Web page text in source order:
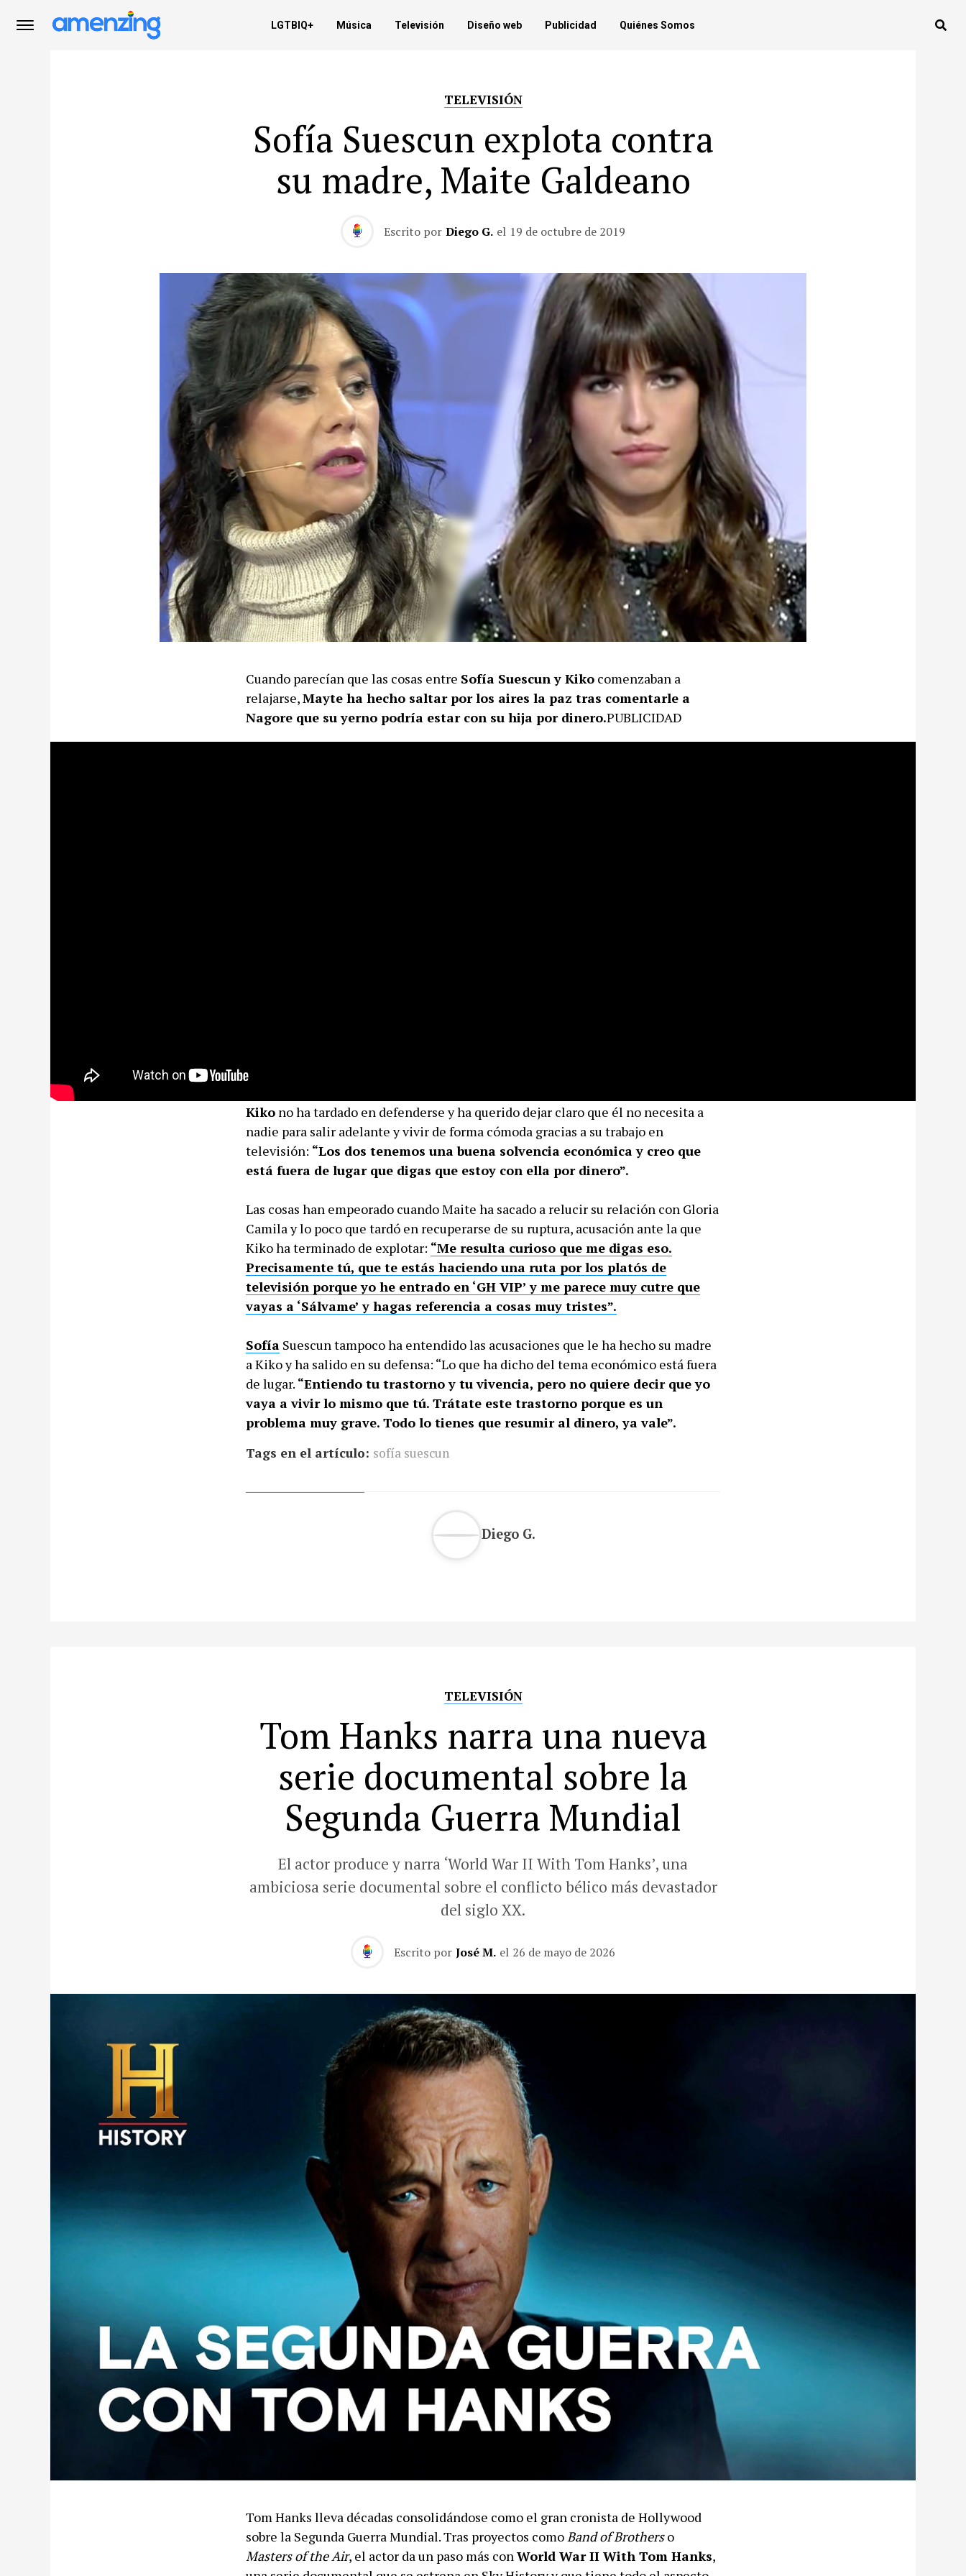
LGTBIQ+ Música Televisión Diseño web Publicidad Quiénes Somos
TELEVISIÓN
Sofía Suescun explota contra
su madre, Maite Galdeano
Escrito por Diego G. el 19 de octubre de 2019
Cuando parecían que las cosas entre Sofía Suescun y Kiko comenzaban a
relajarse,Mayte ha hecho saltar por los aires la paz tras comentarle a
Nagore que su yerno podría estar con su hija por dinero.PUBLICIDAD
Kiko no ha tardado en defenderse y ha querido dejar claro que él no necesita a
nadie para salir adelante y vivir de forma cómoda gracias a su trabajo en
televisión: “Los dos tenemos una buena solvencia económica y creo que
está fuera de lugar que digas que estoy con ella por dinero”.
Las cosas han empeorado cuando Maite ha sacado a relucir su relación con Gloria
Camila y lo poco que tardó en recuperarse de su ruptura, acusación ante la que
Kiko ha terminado de explotar: “Me resulta curioso que me digas eso.
Precisamente tú, que te estás haciendo una ruta por los platós de
televisión porque yo he entrado en ‘GH VIP’ y me parece muy cutre que
vayas a ‘Sálvame’ y hagas referencia a cosas muy tristes”.
Sofía Suescun tampoco ha entendido las acusaciones que le ha hecho su madre
a Kiko y ha salido en su defensa: “Lo que ha dicho del tema económico está fuera
de lugar. “Entiendo tu trastorno y tu vivencia, pero no quiere decir que yo
vaya a vivir lo mismo que tú. Trátate este trastorno porque es un
problema muy grave. Todo lo tienes que resumir al dinero, ya vale”.
Tags en el artículo: sofía suescun
Diego G.
TELEVISIÓN
Tom Hanks narra una nueva
serie documental sobre la
Segunda Guerra Mundial
El actor produce y narra ‘World War II With Tom Hanks’, una
ambiciosa serie documental sobre el conflicto bélico más devastador
del siglo XX.
Escrito por José M. el 26 de mayo de 2026
Tom Hanks lleva décadas consolidándose como el gran cronista de Hollywood
sobre la Segunda Guerra Mundial. Tras proyectos comoBand of Brotherso
Masters of the Air, el actor da un paso más conWorld War II With Tom Hanks,